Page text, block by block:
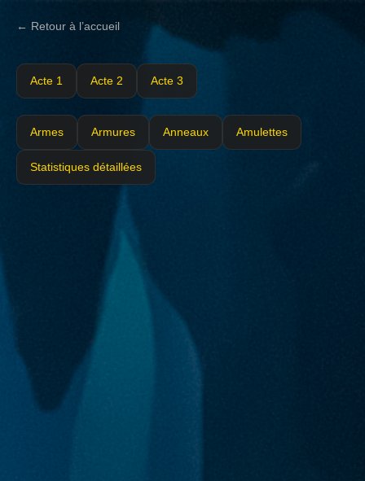
← Retour à l’accueil
Acte 1 Acte 2 Acte 3
Armes Armures Anneaux Amulettes
Statistiques détaillées